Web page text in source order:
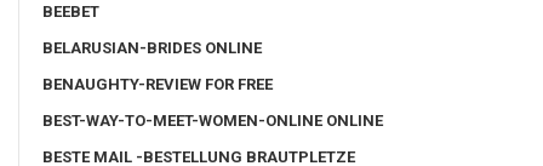
BEEBET
BELARUSIAN-BRIDES ONLINE
BENAUGHTY-REVIEW FOR FREE
BEST-WAY-TO-MEET-WOMEN-ONLINE ONLINE
BESTE MAIL -BESTELLUNG BRAUTPLETZE